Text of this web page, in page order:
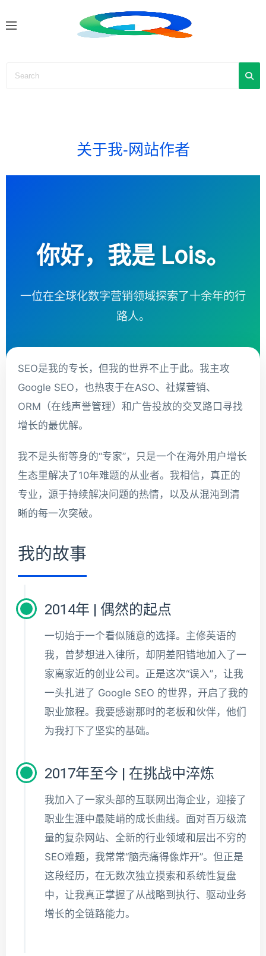
关于我-网站作者
你好，我是 Lois。
一位在全球化数字营销领域探索了十余年的行
路人。
SEO是我的专长，但我的世界不止于此。我主攻
Google SEO，也热衷于在ASO、社媒营销、
ORM（在线声誉管理）和广告投放的交叉路口寻找
增长的最优解。
我不是头衔等身的“专家”，只是一个在海外用户增长
生态里解决了10年难题的从业者。我相信，真正的
专业，源于持续解决问题的热情，以及从混沌到清
晰的每一次突破。
我的故事
2014年 | 偶然的起点
一切始于一个看似随意的选择。主修英语的
我，曾梦想进入律所，却阴差阳错地加入了一
家离家近的创业公司。正是这次“误入”，让我
一头扎进了 Google SEO 的世界，开启了我的
职业旅程。我要感谢那时的老板和伙伴，他们
为我打下了坚实的基础。
2017年至今 | 在挑战中淬炼
我加入了一家头部的互联网出海企业，迎接了
职业生涯中最陡峭的成长曲线。面对百万级流
量的复杂网站、全新的行业领域和层出不穷的
SEO难题，我常常“脑壳痛得像炸开”。但正是
这段经历，在无数次独立摸索和系统性复盘
中，让我真正掌握了从战略到执行、驱动业务
增长的全链路能力。